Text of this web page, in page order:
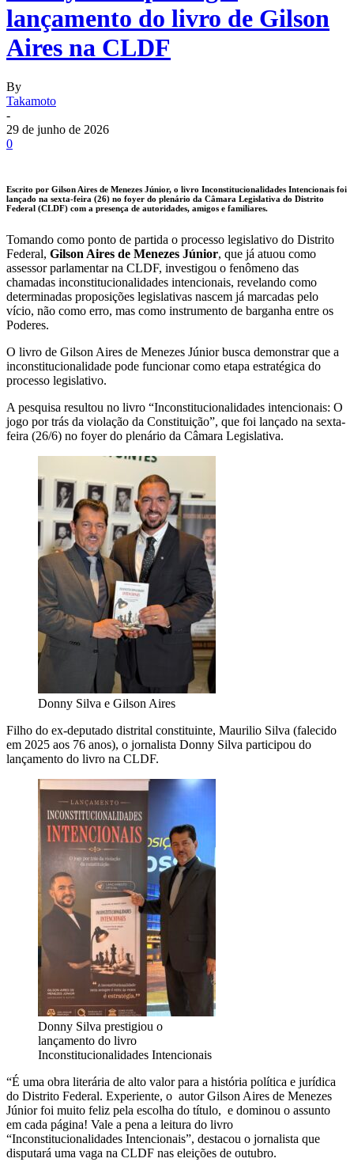
lançamento do livro de Gilson
Aires na CLDF
By
Takamoto
-
29 de junho de 2026
0
Escrito por Gilson Aires de Menezes Júnior, o livro Inconstitucionalidades Intencionais foi
lançado na sexta-feira (26) no foyer do plenário da Câmara Legislativa do Distrito
Federal (CLDF) com a presença de autoridades, amigos e familiares.
Tomando como ponto de partida o processo legislativo do Distrito
Federal, Gilson Aires de Menezes Júnior, que já atuou como
assessor parlamentar na CLDF, investigou o fenômeno das
chamadas inconstitucionalidades intencionais, revelando como
determinadas proposições legislativas nascem já marcadas pelo
vício, não como erro, mas como instrumento de barganha entre os
Poderes.
O livro de Gilson Aires de Menezes Júnior busca demonstrar que a
inconstitucionalidade pode funcionar como etapa estratégica do
processo legislativo.
A pesquisa resultou no livro “Inconstitucionalidades intencionais: O
jogo por trás da violação da Constituição”, que foi lançado na sexta-
feira (26/6) no foyer do plenário da Câmara Legislativa.
Donny Silva e Gilson Aires
Filho do ex-deputado distrital constituinte, Maurilio Silva (falecido
em 2025 aos 76 anos), o jornalista Donny Silva participou do
lançamento do livro na CLDF.
Donny Silva prestigiou o
lançamento do livro
Inconstitucionalidades Intencionais
“É uma obra literária de alto valor para a história política e jurídica
do Distrito Federal. Experiente, o autor Gilson Aires de Menezes
Júnior foi muito feliz pela escolha do título, e dominou o assunto
em cada página! Vale a pena a leitura do livro
“Inconstitucionalidades Intencionais”, destacou o jornalista que
disputará uma vaga na CLDF nas eleições de outubro.